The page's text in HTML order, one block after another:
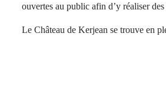
ouvertes au public afin d’y réaliser
Le Château de Kerjean se trouve en